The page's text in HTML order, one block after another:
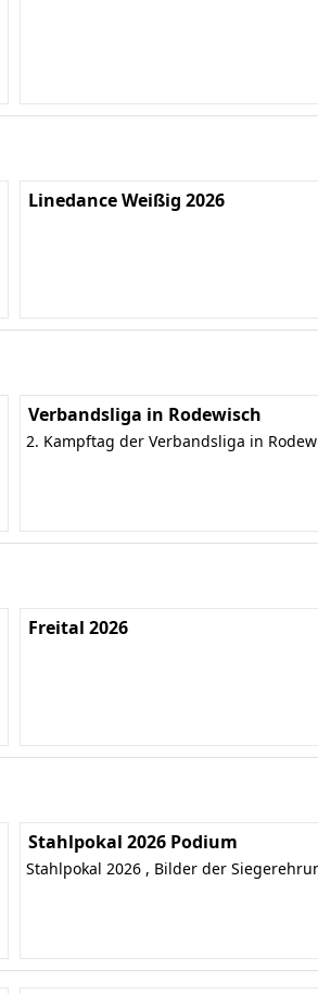
Linedance Weißig 2026
Verbandsliga in Rodewisch
2. Kampftag der Verbandsliga in
Freital 2026
Stahlpokal 2026 Podium
Stahlpokal 2026 , Bilder der